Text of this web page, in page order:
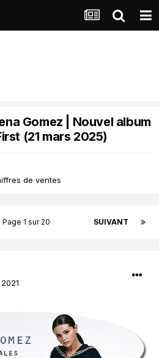
Gomez | Nouvel album
(21 mars 2025)
de ventes
SUIVANT
Page 1 sur 20